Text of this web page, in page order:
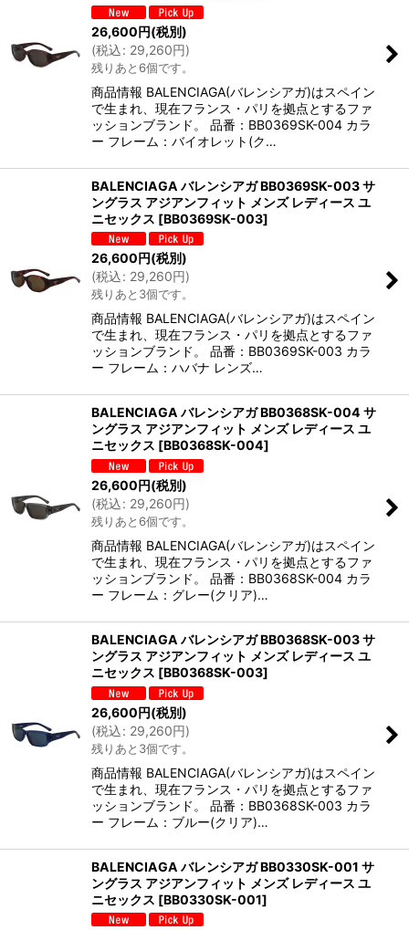
26,600円(税別)
(税込: 29,260円)
残りあと6個です。
商品情報 BALENCIAGA(バレンシアガ)はスペイン
で生まれ、現在フランス・パリを拠点とするファ
ッションブランド。 品番：BB0369SK-004 カラ
ー フレーム：バイオレット(ク…
BALENCIAGA バレンシアガ BB0369SK-003 サ
ングラス アジアンフィット メンズ レディース ユ
ニセックス [BB0369SK-003]
26,600円(税別)
(税込: 29,260円)
残りあと3個です。
商品情報 BALENCIAGA(バレンシアガ)はスペイン
で生まれ、現在フランス・パリを拠点とするファ
ッションブランド。 品番：BB0369SK-003 カラ
ー フレーム：ハバナ レンズ…
BALENCIAGA バレンシアガ BB0368SK-004 サ
ングラス アジアンフィット メンズ レディース ユ
ニセックス [BB0368SK-004]
26,600円(税別)
(税込: 29,260円)
残りあと6個です。
商品情報 BALENCIAGA(バレンシアガ)はスペイン
で生まれ、現在フランス・パリを拠点とするファ
ッションブランド。 品番：BB0368SK-004 カラ
ー フレーム：グレー(クリア)…
BALENCIAGA バレンシアガ BB0368SK-003 サ
ングラス アジアンフィット メンズ レディース ユ
ニセックス [BB0368SK-003]
26,600円(税別)
(税込: 29,260円)
残りあと3個です。
商品情報 BALENCIAGA(バレンシアガ)はスペイン
で生まれ、現在フランス・パリを拠点とするファ
ッションブランド。 品番：BB0368SK-003 カラ
ー フレーム：ブルー(クリア)…
BALENCIAGA バレンシアガ BB0330SK-001 サ
ングラス アジアンフィット メンズ レディース ユ
ニセックス [BB0330SK-001]